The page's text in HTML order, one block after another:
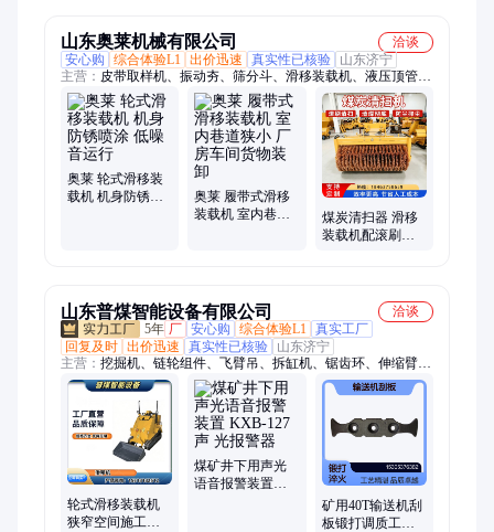
山东奥莱机械有限公司
洽谈
安心购
综合体验L1 出价迅速 真实性已核验
山东济宁
主营： 皮带取样机、振动夯、筛分斗、滑移装载机、液压顶管
机、制氮机、单轨运输车、激光切割机、沥青拌合机、挖机清淤
泵、相贯线切割机、电磁吸盘、蒸汽养护机、升降柱、扫地车、
混凝土输送泵、热熔划线机、液压扳手、皮带硫化机、挖机加长
臂、破碎锤、避障式割草机、隧道凿毛机、护栏清洗机、马路吹
风机
奥莱 轮式滑移装
载机 机身防锈喷
奥莱 履带式滑移
装载机 室内巷道
煤炭清扫器 滑移
装载机配滚刷扫
山东普煤智能设备有限公司
洽谈
5年 厂 安心购 综合体验L1 真实工厂
回复及时 出价迅速 真实性已核验
山东济宁
主营： 挖掘机、链轮组件、飞臂吊、拆缸机、锯齿环、伸缩臂、
皮带硫化机、聚能管、临时支护装置、搬运悬浮气垫、搬运坦克
车、矿用三轮车、喷射器、船用风机、钻头、速凝剂、钻杆、电
液推杆、洗靴机、手拉葫芦、除铁器、管道排渣器、消毒门、静
电释放器、定向钻机
轮式滑移装载机
狭窄空间施工搬
煤矿井下用声光
语音报警装置
矿用40T输送机刮
板锻打调质工艺